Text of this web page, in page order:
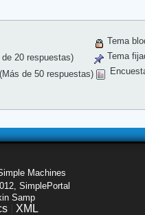
20 respuestas)
de 50 respuestas)
Tema
Tema
Machines
SimplePortal
Samp
XML